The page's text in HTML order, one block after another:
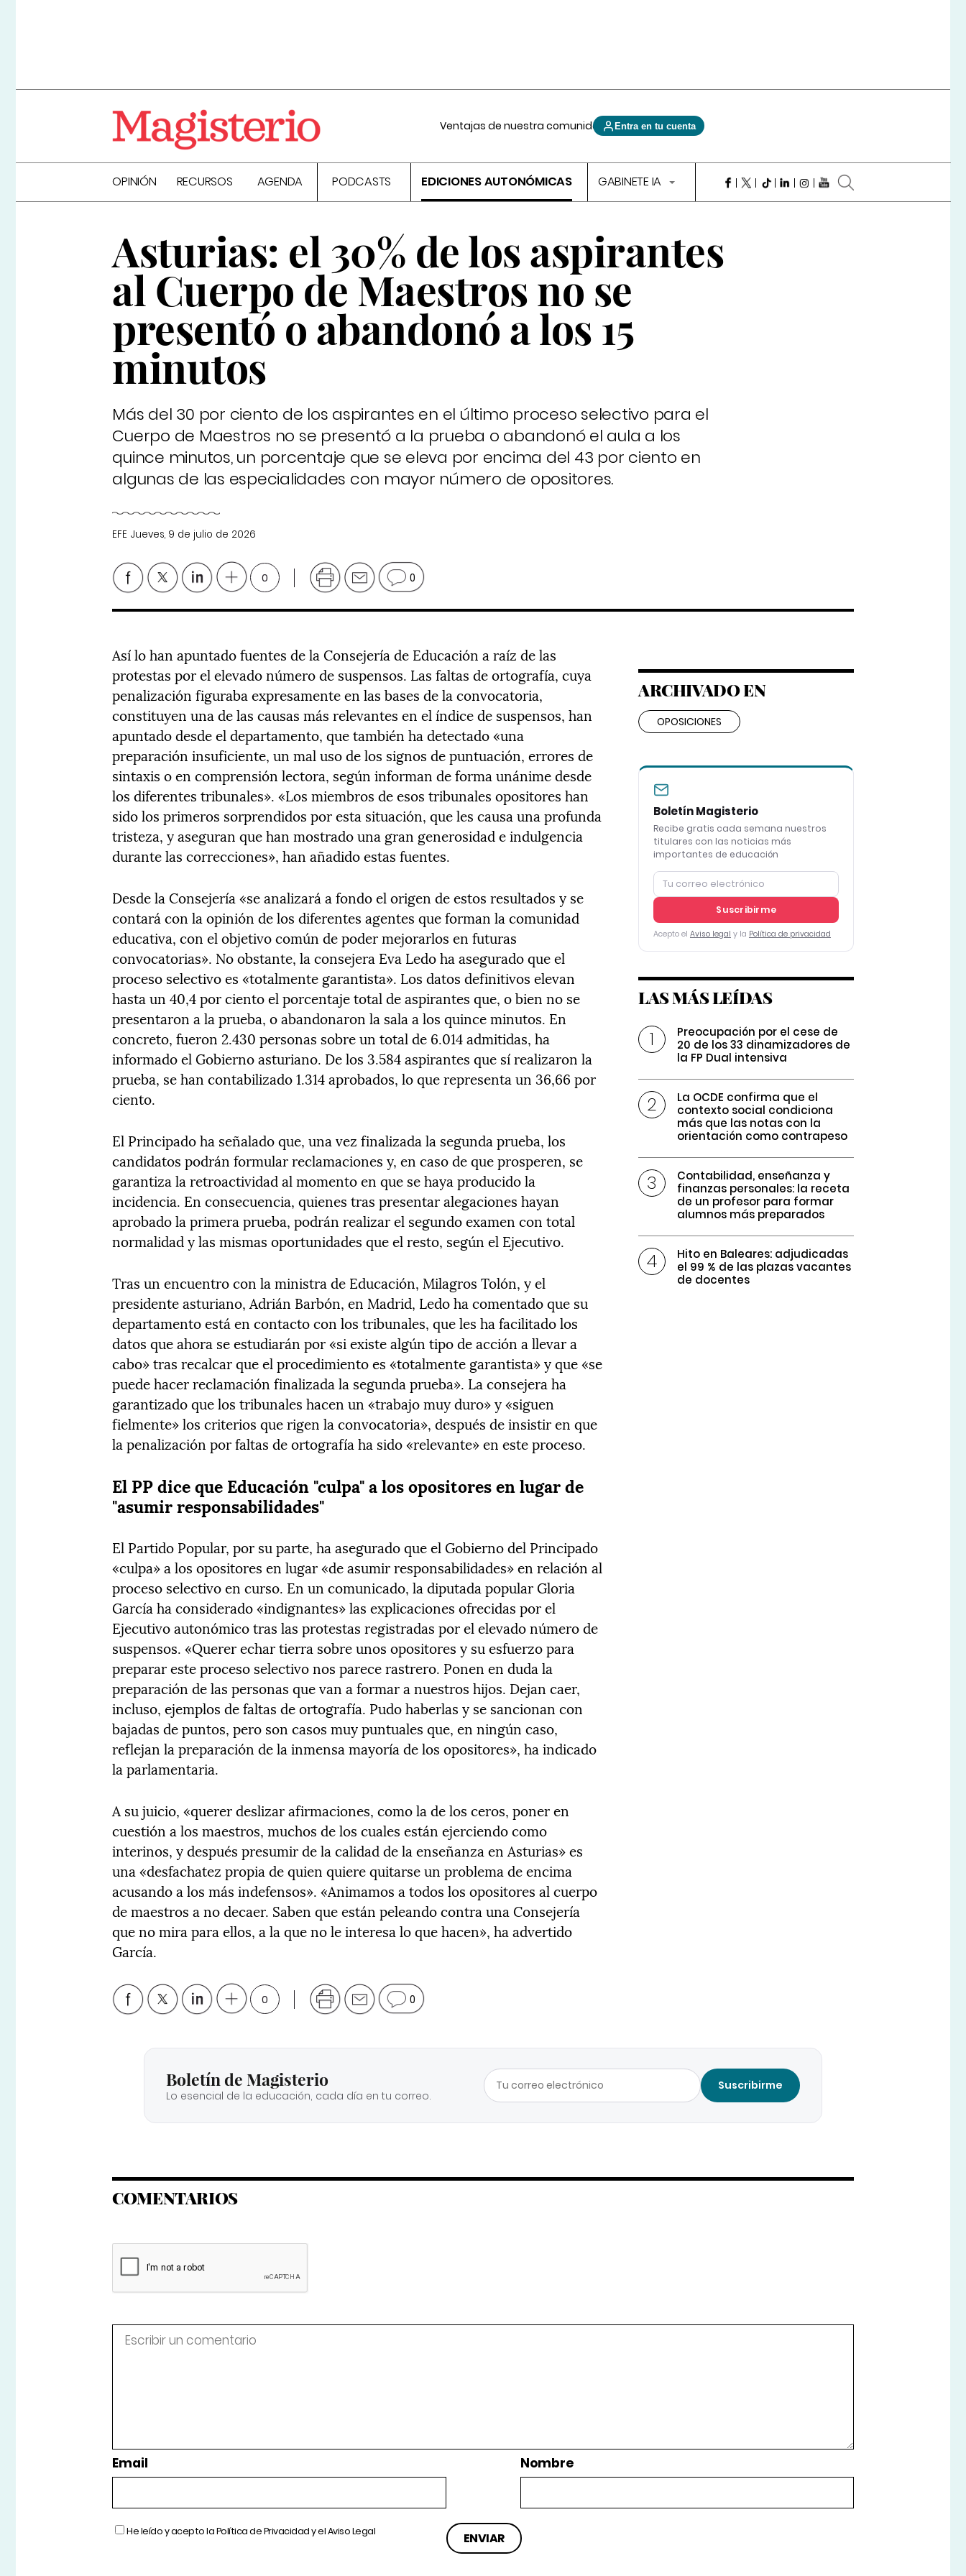
Ventajas de nuestra comunidad Entra en tu cuenta
OPINIÓN RECURSOS AGENDA PODCASTS EDICIONES AUTONÓMICAS GABINETE IA
Asturias: el 30% de los aspirantes
al Cuerpo de Maestros no se
presentó o abandonó a los 15
minutos
Más del 30 por ciento de los aspirantes en el último proceso selectivo para el
Cuerpo de Maestros no se presentó a la prueba o abandonó el aula a los
quince minutos, un porcentaje que se eleva por encima del 43 por ciento en
algunas de las especialidades con mayor número de opositores.
EFE Jueves, 9 de julio de 2026
0 0
Así lo han apuntado fuentes de la Consejería de Educación a raíz de las
protestas por el elevado número de suspensos. Las faltas de ortografía, cuya
penalización figuraba expresamente en las bases de la convocatoria,
constituyen una de las causas más relevantes en el índice de suspensos, han
apuntado desde el departamento, que también ha detectado «una
preparación insuficiente, un mal uso de los signos de puntuación, errores de
sintaxis o en comprensión lectora, según informan de forma unánime desde
los diferentes tribunales». «Los miembros de esos tribunales opositores han
sido los primeros sorprendidos por esta situación, que les causa una profunda
tristeza, y aseguran que han mostrado una gran generosidad e indulgencia
durante las correcciones», han añadido estas fuentes.
Desde la Consejería «se analizará a fondo el origen de estos resultados y se
contará con la opinión de los diferentes agentes que forman la comunidad
educativa, con el objetivo común de poder mejorarlos en futuras
convocatorias». No obstante, la consejera Eva Ledo ha asegurado que el
proceso selectivo es «totalmente garantista». Los datos definitivos elevan
hasta un 40,4 por ciento el porcentaje total de aspirantes que, o bien no se
presentaron a la prueba, o abandonaron la sala a los quince minutos. En
concreto, fueron 2.430 personas sobre un total de 6.014 admitidas, ha
informado el Gobierno asturiano. De los 3.584 aspirantes que sí realizaron la
prueba, se han contabilizado 1.314 aprobados, lo que representa un 36,66 por
ciento.
El Principado ha señalado que, una vez finalizada la segunda prueba, los
candidatos podrán formular reclamaciones y, en caso de que prosperen, se
garantiza la retroactividad al momento en que se haya producido la
incidencia. En consecuencia, quienes tras presentar alegaciones hayan
aprobado la primera prueba, podrán realizar el segundo examen con total
normalidad y las mismas oportunidades que el resto, según el Ejecutivo.
Tras un encuentro con la ministra de Educación, Milagros Tolón, y el
presidente asturiano, Adrián Barbón, en Madrid, Ledo ha comentado que su
departamento está en contacto con los tribunales, que les ha facilitado los
datos que ahora se estudiarán por «si existe algún tipo de acción a llevar a
cabo» tras recalcar que el procedimiento es «totalmente garantista» y que «se
puede hacer reclamación finalizada la segunda prueba». La consejera ha
garantizado que los tribunales hacen un «trabajo muy duro» y «siguen
fielmente» los criterios que rigen la convocatoria», después de insistir en que
la penalización por faltas de ortografía ha sido «relevante» en este proceso.
El PP dice que Educación "culpa" a los opositores en lugar de
"asumir responsabilidades"
El Partido Popular, por su parte, ha asegurado que el Gobierno del Principado
«culpa» a los opositores en lugar «de asumir responsabilidades» en relación al
proceso selectivo en curso. En un comunicado, la diputada popular Gloria
García ha considerado «indignantes» las explicaciones ofrecidas por el
Ejecutivo autonómico tras las protestas registradas por el elevado número de
suspensos. «Querer echar tierra sobre unos opositores y su esfuerzo para
preparar este proceso selectivo nos parece rastrero. Ponen en duda la
preparación de las personas que van a formar a nuestros hijos. Dejan caer,
incluso, ejemplos de faltas de ortografía. Pudo haberlas y se sancionan con
bajadas de puntos, pero son casos muy puntuales que, en ningún caso,
reflejan la preparación de la inmensa mayoría de los opositores», ha indicado
la parlamentaria.
A su juicio, «querer deslizar afirmaciones, como la de los ceros, poner en
cuestión a los maestros, muchos de los cuales están ejerciendo como
interinos, y después presumir de la calidad de la enseñanza en Asturias» es
una «desfachatez propia de quien quiere quitarse un problema de encima
acusando a los más indefensos». «Animamos a todos los opositores al cuerpo
de maestros a no decaer. Saben que están peleando contra una Consejería
que no mira para ellos, a la que no le interesa lo que hacen», ha advertido
García.
0 0
ARCHIVADO EN
OPOSICIONES
Boletín Magisterio
Recibe gratis cada semana nuestros
titulares con las noticias más
importantes de educación
Suscribirme
Acepto el Aviso legal y la Política de privacidad
LAS MÁS LEÍDAS
Preocupación por el cese de
20 de los 33 dinamizadores de
la FP Dual intensiva
La OCDE confirma que el
contexto social condiciona
más que las notas con la
orientación como contrapeso
Contabilidad, enseñanza y
finanzas personales: la receta
de un profesor para formar
alumnos más preparados
Hito en Baleares: adjudicadas
el 99 % de las plazas vacantes
de docentes
Boletín de Magisterio
Lo esencial de la educación, cada día en tu correo.
Suscribirme
COMENTARIOS
Email Nombre
He leído y acepto laPolítica de Privacidady elAviso Legal